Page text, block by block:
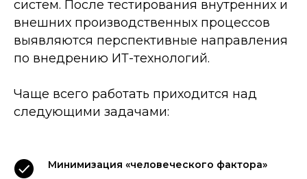
систем. После тестирования внутренних и
внешних производственных процессов
выявляются перспективные направления
по внедрению ИТ-технологий.
Чаще всего работать приходится над
следующими задачами:
Минимизация «человеческого фактора»